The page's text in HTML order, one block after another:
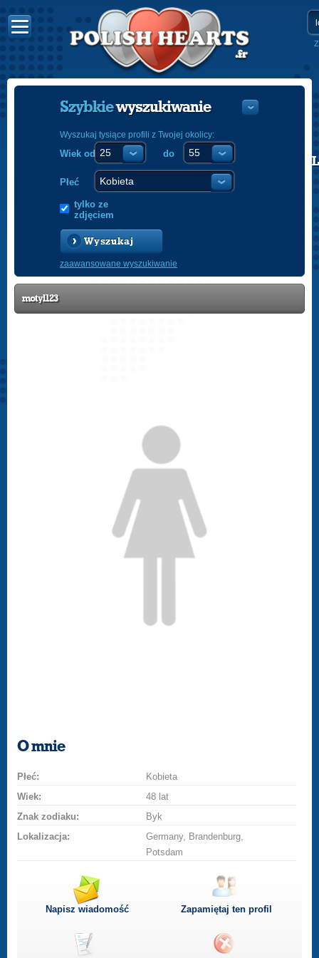
POLISH
Szybkiewyszukiwanie
Wyszukaj tysiące profili z Twojej okolicy:
Wiek od do
Płeć
tylko ze
zdjęciem
Wyszukaj
zaawansowane wyszukiwanie
motyl123
O mnie
Płeć:
Kobieta
Wiek:
48 lat
Znak zodiaku:
Byk
Lokalizacja:
Germany, Brandenburg,
Potsdam
Napisz wiadomość Zapamiętaj ten profil